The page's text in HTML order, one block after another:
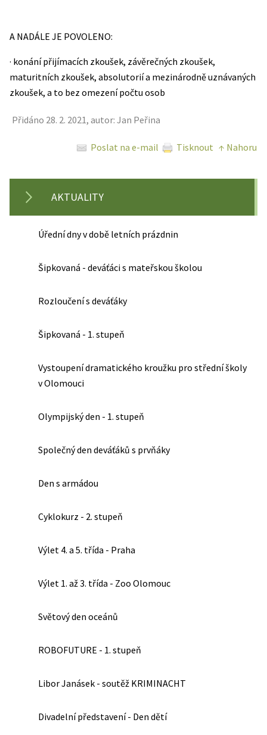
A NADÁLE JE POVOLENO:
· konání přijímacích zkoušek, závěrečných zkoušek,
maturitních zkoušek, absolutorií a mezinárodně uznávaných
zkoušek, a to bez omezení počtu osob
Přidáno 28. 2. 2021, autor: Jan Peřina
Poslat na e-mail Tisknout ↑ Nahoru
AKTUALITY
Úřední dny v době letních prázdnin
Šipkovaná - deváťáci s mateřskou školou
Rozloučení s deváťáky
Šipkovaná - 1. stupeň
Vystoupení dramatického kroužku pro střední školy
v Olomouci
Olympijský den - 1. stupeň
Společný den deváťáků s prvňáky
Den s armádou
Cyklokurz - 2. stupeň
Výlet 4. a 5. třída - Praha
Výlet 1. až 3. třída - Zoo Olomouc
Světový den oceánů
ROBOFUTURE - 1. stupeň
Libor Janásek - soutěž KRIMINACHT
Divadelní představení - Den dětí